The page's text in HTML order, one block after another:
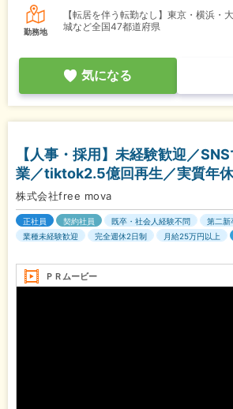
勤務地
【転居を伴う転勤なし】東京・横浜・
城など全国47都道府県
気になる
【人事・採用】未経験歓迎／
業／tiktok2.5億回再生／実質年
株式会社free mova
正社員 契約社員 既卒・社会人経験不問 第二新
業種未経験歓迎
完全週休2日制 月給25万円以上
ＰＲムービー